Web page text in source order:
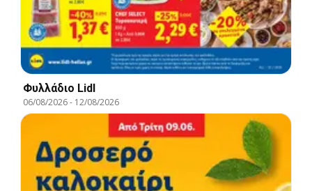
Φυλλάδιο Lidl
06/08/2026- 12/08/2026